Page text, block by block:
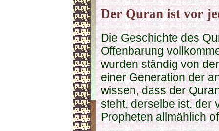
Der Quran ist vor
Die Geschichte des
Offenbarung
wurden ständig von
einer Generation der
wissen, dass der
steht, derselbe ist, der
Propheten allmählich